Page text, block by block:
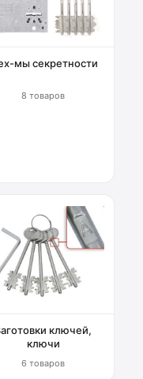
мы секретности
8 товаров
ключей,
ключи
6 товаров